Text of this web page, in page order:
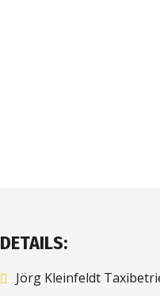
DETAILS:
Jörg Kleinfeldt